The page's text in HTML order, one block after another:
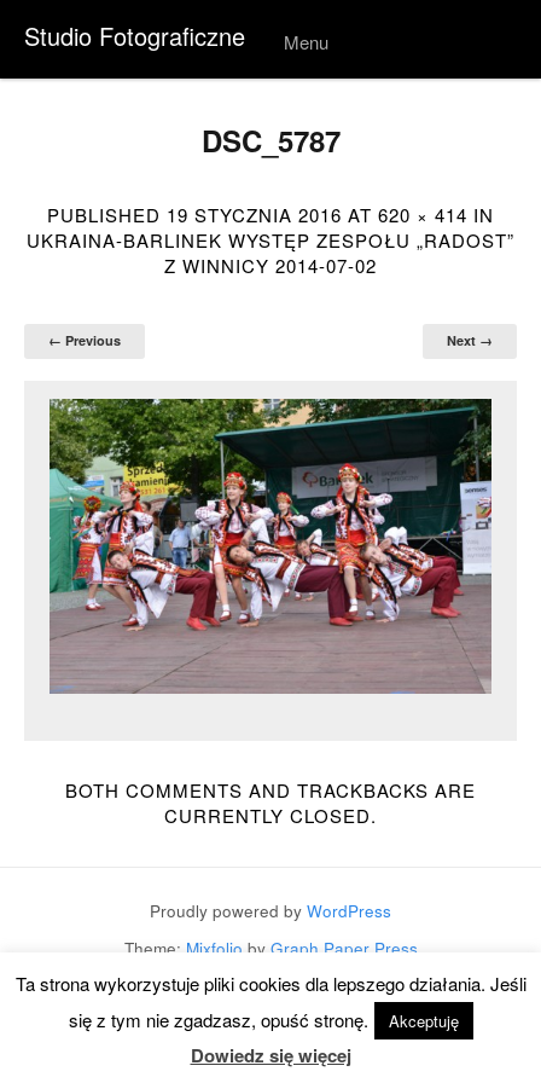
Studio Fotograficzne Menu
Skip to
DSC_5787
PUBLISHED 19 STYCZNIA 2016 AT 620 × 414 IN
UKRAINA-BARLINEK WYSTĘP ZESPOŁU „RADOST”
Z WINNICY 2014-07-02
← Previous Next →
BOTH COMMENTS AND TRACKBACKS ARE
CURRENTLY CLOSED.
Proudly powered by WordPress
Theme: Mixfolio by Graph Paper Press
Ta strona wykorzystuje pliki cookies dla lepszego działania. Jeśli
się z tym nie zgadzasz, opuść stronę.
Akceptuję
Dowiedz się więcej